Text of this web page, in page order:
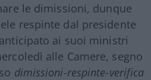
le dimissioni, dunque
respinte dal presidente
ai suoi ministri
alle Camere, segno
dimissioni-respinte-verifica